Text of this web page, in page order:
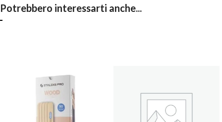
Potrebbero interessarti anche...